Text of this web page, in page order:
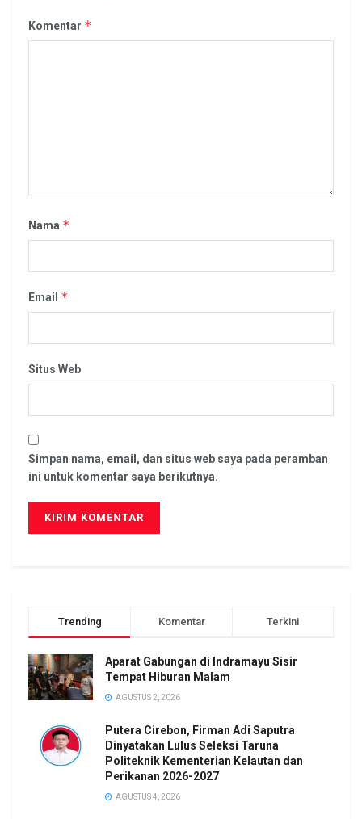
Komentar *
Nama *
Email *
Situs Web
Simpan nama, email, dan situs web saya pada peramban
ini untuk komentar saya berikutnya.
Trending Komentar Terkini
Aparat Gabungan di Indramayu Sisir
Tempat Hiburan Malam
AGUSTUS 2, 2026
Putera Cirebon, Firman Adi Saputra
Dinyatakan Lulus Seleksi Taruna
Politeknik Kementerian Kelautan dan
Perikanan 2026-2027
AGUSTUS 4, 2026